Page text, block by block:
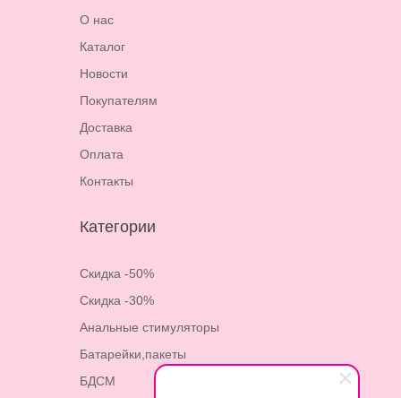
О нас
Каталог
Новости
Покупателям
Доставка
Оплата
Контакты
Категории
Скидка -50%
Скидка -30%
Анальные стимуляторы
Батарейки,пакеты
БДСМ